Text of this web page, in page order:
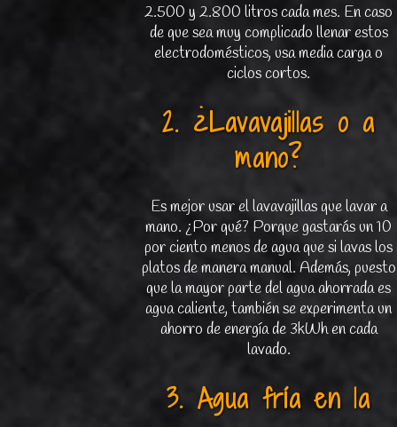
2.500 y 2.800 litros cada mes. En caso
de que sea muy complicado llenar estos
electrodomésticos, usa media carga o
ciclos cortos.
2. ¿Lavavajillas o a
mano?
Es mejor usar el lavavajillas que lavar a
mano. ¿Por qué? Porque gastarás un 10
por ciento menos de agua que si lavas los
platos de manera manual. Además, puesto
que la mayor parte del agua ahorrada es
agua caliente, también se experimenta un
ahorro de energía de 3kWh en cada
lavado.
3. Agua fría en la